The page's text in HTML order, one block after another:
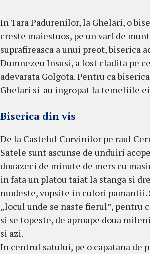
In Tara Padurenilor, la Ghelari, o
creste maiestuos, pe un varf de
suprafireasca a unui preot, biserica
Dumnezeu Insusi, a fost cladita pe
adevarata Golgota. Pentru ca
Ghelari si-au ingropat la temeliile
Biserica din vis
De la Castelul Corvinilor pe raul
Satele sunt ascunse de unduiri
douazeci de minute de mers cu
in fata un platou taiat la stanga si
modeste, vopsite in culori pamantii.
„locul unde se naste fierul”,
si se topeste, de aproape doua
si azi.
In centrul satului, pe o capatana de